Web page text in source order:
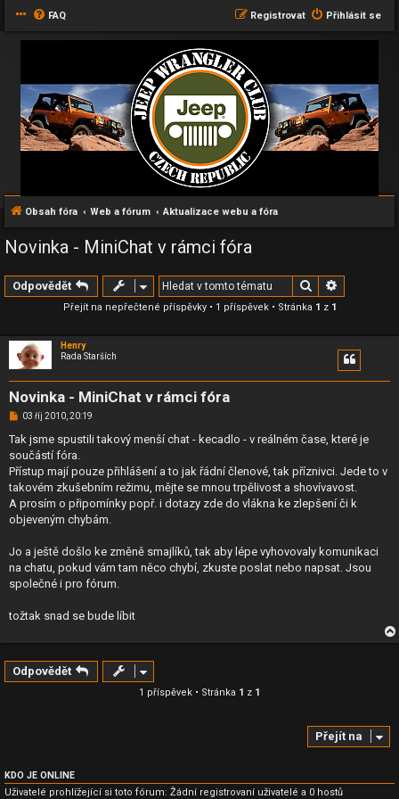
FAQ Přihlásit se
Registrovat
Obsah fóra Web a fórum Aktualizace webu a fóra
Novinka - MiniChat v rámci fóra
Odpovědět Hledat
Přejít na nepřečtené příspěvky• 1 příspěvek • Stránka 1 z 1
Henry
Rada Starších
Novinka - MiniChat v rámci fóra
N
v
p
ř
s
p
ě
v
03 říj 2010, 20:19
Tak jsme spustili takový menší chat - kecadlo - v reálném čase, které je
součástí fóra.
Přístup mají pouze přihlášení a to jak řádní členové, tak příznivci. Jede to v
takovém zkušebním režimu, mějte se mnou trpělivost a shovívavost.
A prosím o připomínky popř. i dotazy zde do vlákna ke zlepšení či k
objeveným chybám.
Jo a ještě došlo ke změně smajlíků, tak aby lépe vyhovovaly komunikaci
na chatu, pokud vám tam něco chybí, zkuste poslat nebo napsat. Jsou
společné i pro fórum.
tožtak snad se bude líbit
Odpovědět
1 příspěvek • Stránka 1 z 1
Přejít na
KDO JE ONLINE
Uživatelé prohlížející si toto fórum: Žádní registrovaní uživatelé a 0 hostů